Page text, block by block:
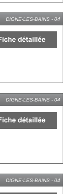
DIGNE-LES-BAINS - 04
DIGNE-LES-BAINS - 04
DIGNE-LES-BAINS - 04